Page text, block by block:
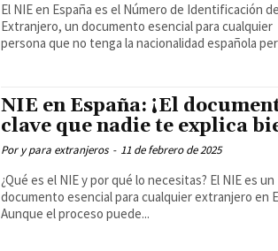
El NIE en España es el Número de Identificación de
Extranjero, un documento esencial para cualquier
persona que no tenga la nacionalidad española
NIE en España: ¡El
clave que nadie te explica
Por y para extranjeros - 11 de febrero de 2025
¿Qué es el NIE y por qué lo necesitas? El NIE es un
documento esencial para cualquier extranjero en
Aunque el proceso puede...